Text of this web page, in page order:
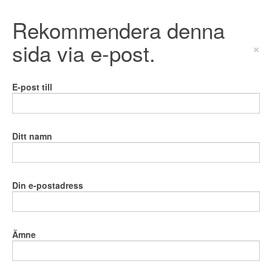
Rekommendera denna
sida via e-post. ×
E-post till
Ditt namn
Din e-postadress
Ämne